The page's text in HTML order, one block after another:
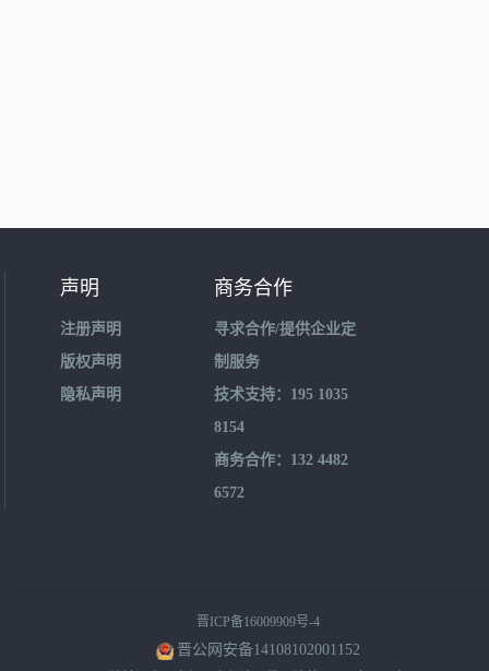
声明
注册声明
版权声明
隐私声明
商务合作
寻求合作/提供企业定
制服务
技术支持：195 1035
8154
商务合作：132 4482
6572
晋ICP备16009909号-4
晋公网安备14108102001152